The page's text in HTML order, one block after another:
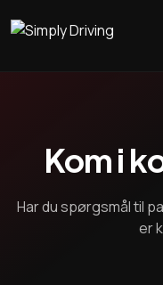
Kom i
Har du spørgsmål til
er